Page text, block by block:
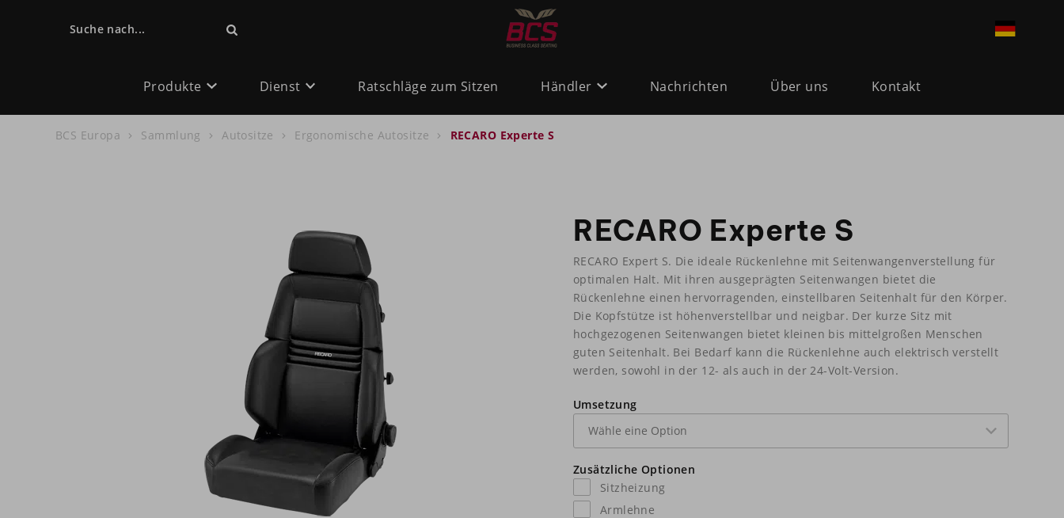
Suche nach...
Produkte Dienst Ratschläge zum Sitzen Händler Nachrichten Über uns Kontakt
BCS Europa Sammlung Autositze Ergonomische Autositze RECARO Experte S
RECARO Experte S
RECARO Expert S. Die ideale Rückenlehne mit Seitenwangenverstellung für
optimalen Halt. Mit ihren ausgeprägten Seitenwangen bietet die
Rückenlehne einen hervorragenden, einstellbaren Seitenhalt für den Körper.
Die Kopfstütze ist höhenverstellbar und neigbar. Der kurze Sitz mit
hochgezogenen Seitenwangen bietet kleinen bis mittelgroßen Menschen
guten Seitenhalt. Bei Bedarf kann die Rückenlehne auch elektrisch verstellt
werden, sowohl in der 12- als auch in der 24-Volt-Version.
Umsetzung
Zusätzliche Optionen
Sitzheizung
Armlehne